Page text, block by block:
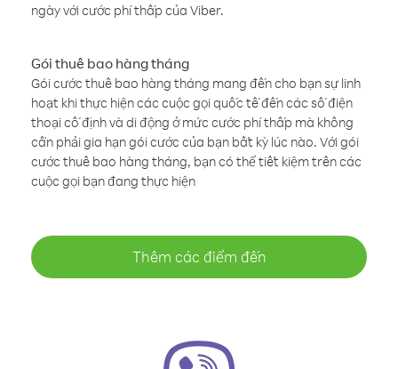
ngày với cước phí thấp của Viber.
Gói thuê bao hàng tháng
Gói cước thuê bao hàng tháng mang đến cho bạn sự linh
hoạt khi thực hiện các cuộc gọi quốc tế đến các số điện
thoại cố định và di động ở mức cước phí thấp mà không
cần phải gia hạn gói cước của bạn bất kỳ lúc nào. Với gói
cước thuê bao hàng tháng, bạn có thể tiết kiệm trên các
cuộc gọi bạn đang thực hiện
Thêm các điểm đến